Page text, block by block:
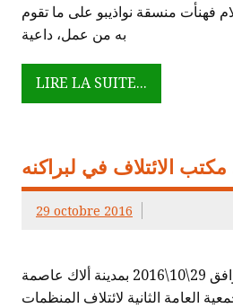
فهنأت منسقة نواذيبو على ما تقوم
به من عمل، داعية
LIRE LA SUITE...
مكتب الائتلاف في لبراكنه
29 octobre 2016
انعقدت اليوم السبت الموافق 29\10\2016 بمدينة ألاك عاصمة
العامة الثانية لائتلاف المنظمات